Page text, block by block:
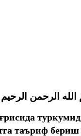
الرحمن الرحيم
таъриф